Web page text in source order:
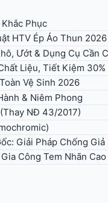
Phục
HTV Ép Áo Thun 2026
Ướt & Dụng Cụ Cần
Liệu, Tiết Kiệm
Vệ Sinh 2026
& Niêm Phong
NĐ 43/2017)
Giải Pháp Chống Giả
Công Tem Nhãn Cao